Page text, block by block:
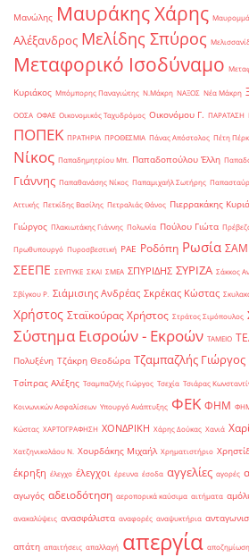
Μανώλης Μαυράκης Χάρης
Αλέξανδρος Μελίδης Σπύρος
Μεταφορικό Ισοδύναμο
Κυριάκος Μπόμπορης Παναγιώτης Ν.Μάκρη ΝΑΞΟΣ Νέα Μάκρη
ΟΟΣΑ ΟΦΑΕ Οικονομικός Ταχυδρόμος Οικονόμου Γ. ΠΑΡΑΤΑΣΗ
ΠΟΠΕΚ ΠΡΑΤΗΡΙΑ ΠΡΟΘΕΣΜΙΑ Πάνας Απόστολος Πέτη
Νίκος Παπαδημητρίου Μπ. Παπαδοπούλου Έλλη
Γιάννης Παπαθανάσης Νίκος Παπαμιχαήλ Σωτήρης
Αττικής Πετκίδης Βασίλης Πετραλιάς Θάνος Πιερρακάκης
Γιώργος Πλακιωτάκης Γιάννης Πολωνία Πούλου Γιώτα
Πρωθυπουργό Πυροσβεστική ΡΑΕ Ροδόπη Ρωσία
ΣΕΕΠΕ ΣΕΥΠΥΚΕ ΣΚΑΙ ΣΜΕΑ ΣΠΥΡΙΔΗΣ ΣΥΡΙΖΑ Σάκκος
Σβίγκου Ρ. Σιάμισιης Ανδρέας Σκρέκας Κώστας
Χρήστος Σταϊκούρας Χρήστος Στράτος Σιμόπουλος
Σύστημα Εισροών - Εκροών ΤΑΜΕΙΟ
Πολυξένη Τζάκρη Θεοδώρα Τζαμπαζλής Γιώργος
Τσίπρας Αλέξης Τσαμπαζλής Γιώργος Τσεχία Τσιάρας
Κοινωνικών Ασφαλίσεων Υπουργό Ανάπτυξης ΦΕΚ ΦΗΜ
Κώστας ΧΑΡΤΟΓΡΑΦΗΣΗ ΧΟΝΔΡΙΚΗ Χάρης Δούκας Χανιά
Χατζηνικολάου Ν. Χουρδάκης Μιχαήλ Χρηματιστήριο
έκρηξη έλεγχο έλεγχοι έρευνα έσοδα αγγελίες αγορές
αγωγός αδειοδότηση αεροπορικά καύσιμα αιτήματα
ανακαλύψεις ανασφάλιστα αναφορές αναψυκτήρια
απάτη απαιτήσεις απαλλαγή απεργία αποζημίωση